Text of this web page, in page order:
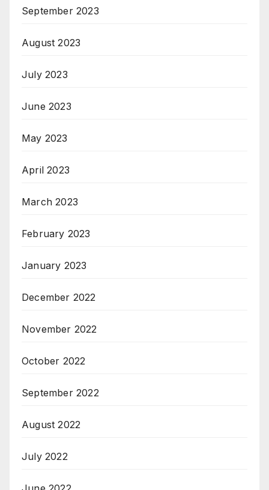
September 2023
August 2023
July 2023
June 2023
May 2023
April 2023
March 2023
February 2023
January 2023
December 2022
November 2022
October 2022
September 2022
August 2022
July 2022